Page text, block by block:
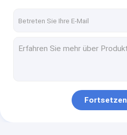
Grüner Tee L-Theanine
Goji Berry Extract Powder
Fortsetzen